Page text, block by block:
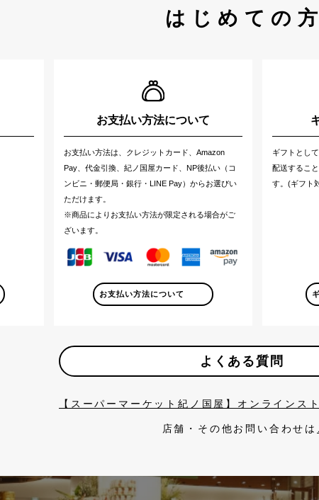
はじめての
お支払い方法について
お支払い方法は、クレジットカード、Amazon
Pay、代金引換、紀ノ国屋カード、NP後払い（コ
ンビニ・郵便局・銀行・LINE Pay）からお選びい
ただけます。
※商品によりお支払い方法が限定される場合がご
ざいます。
お支払い方法について
ギフトとし
配送するこ
す。(ギフト
よくある質問
【スーパーマーケット紀ノ国屋】オンラインス
店舗・その他お問い合わせは